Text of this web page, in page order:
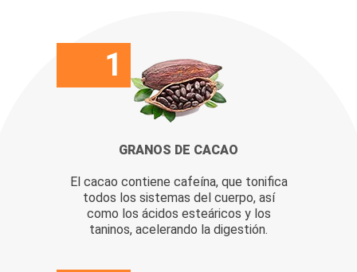
1
GRANOS DE CACAO
El cacao contiene cafeína, que tonifica
todos los sistemas del cuerpo, así
como los ácidos esteáricos y los
taninos, acelerando la digestión.